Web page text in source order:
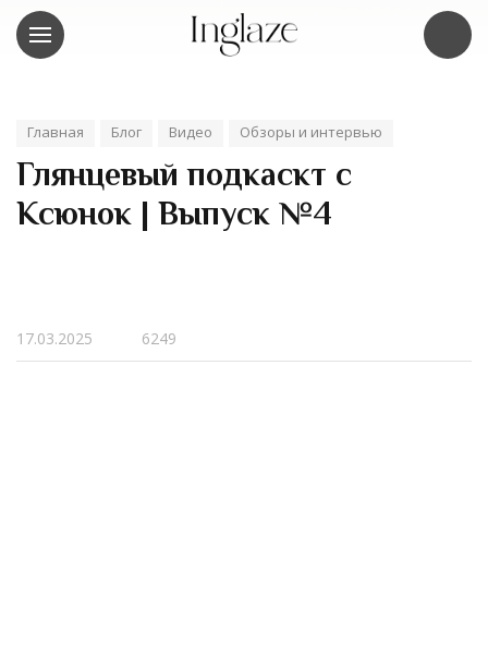
Главная Блог Видео Обзоры и интервью
Глянцевый подкаскт с
Ксюнок | Выпуск №4
17.03.2025 6249